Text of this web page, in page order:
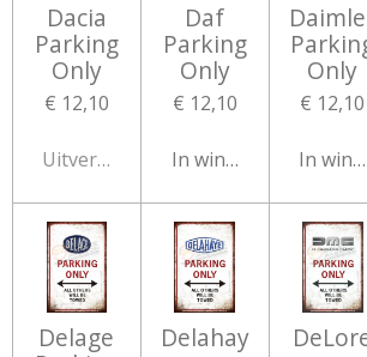
Dacia
Parking
Only
€ 12,10
Uitverkocht
Daf
Parking
Only
€ 12,10
In winkelwagen
Only
€ 12,10
In
Delage
Delahay